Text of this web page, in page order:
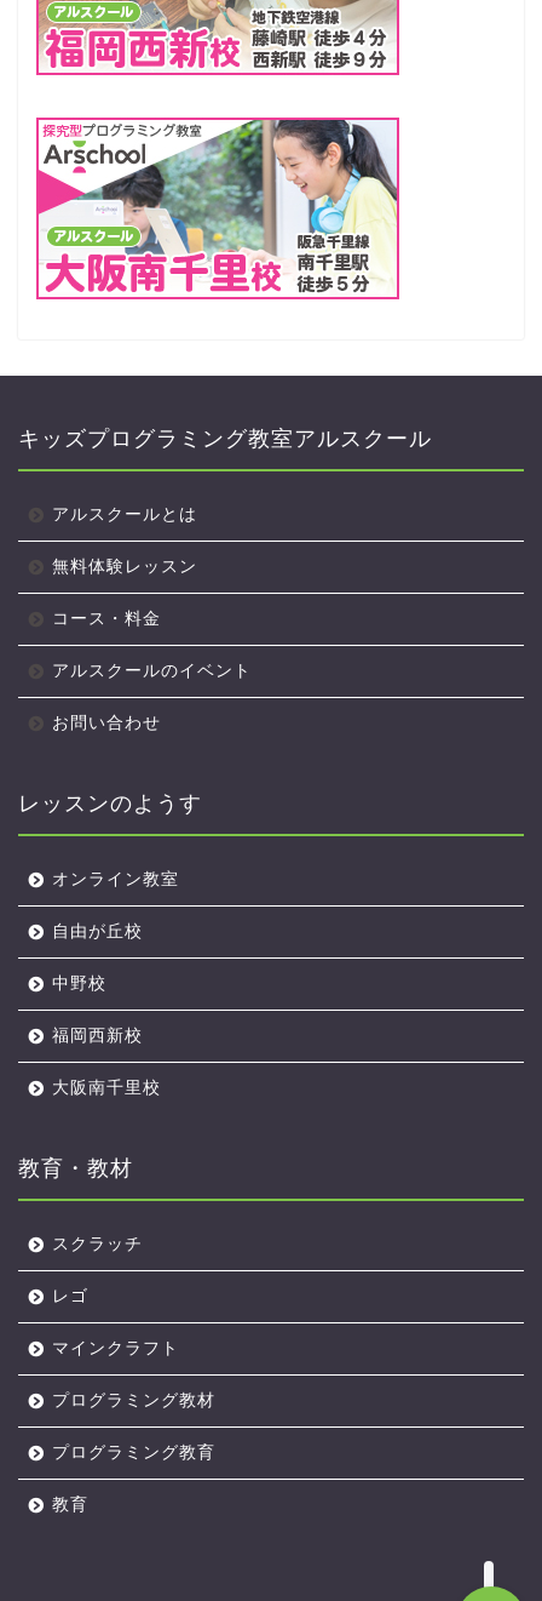
キッズプログラミング教室アルスクール
アルスクールとは
無料体験レッスン
コース・料金
アルスクールのイベント
お問い合わせ
レッスンのようす
オンライン教室
自由が丘校
中野校
福岡西新校
大阪南千里校
教育・教材
スクラッチ
レゴ
マインクラフト
プログラミング教材
プログラミング教育
教育
無料体験レッスン